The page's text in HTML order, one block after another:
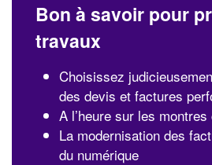
Bon à savoir pour
travaux
Choisissez
des devis et factures
A l’heure sur les
La modernisation des
du numérique